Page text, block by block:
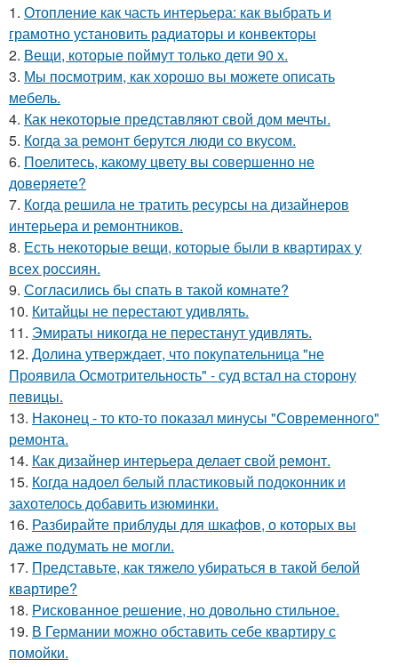
1. Отопление как часть интерьера: как выбрать и
грамотно установить радиаторы и конвекторы
2. Вещи, которые поймут только дети 90 х.
3. Мы посмотрим, как хорошо вы можете описать
мебель.
4. Как некоторые представляют свой дом мечты.
5. Когда за ремонт берутся люди со вкусом.
6. Поелитесь, какому цвету вы совершенно не
доверяете?
7. Когда решила не тратить ресурсы на дизайнеров
интерьера и ремонтников.
8. Есть некоторые вещи, которые были в квартирах у
всех россиян.
9. Согласились бы спать в такой комнате?
10. Китайцы не перестают удивлять.
11. Эмираты никогда не перестанут удивлять.
12. Долина утверждает, что покупательница "не
Проявила Осмотрительность" - суд встал на сторону
певицы.
13. Наконец - то кто-то показал минусы "Современного"
ремонта.
14. Как дизайнер интерьера делает свой ремонт.
15. Когда надоел белый пластиковый подоконник и
захотелось добавить изюминки.
16. Разбирайте приблуды для шкафов, о которых вы
даже подумать не могли.
17. Представьте, как тяжело убираться в такой белой
квартире?
18. Рискованное решение, но довольно стильное.
19. В Германии можно обставить себе квартиру с
помойки.